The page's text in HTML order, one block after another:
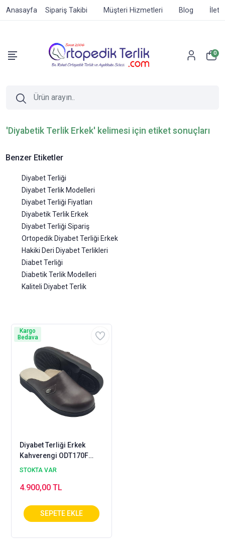
Anasayfa Sipariş Takibi Müşteri Hizmetleri Blog
0
'Diyabetik Terlik Erkek' kelimesi için etiket sonuçları
Benzer Etiketler
Diyabet Terliği
Diyabet Terlik Modelleri
Diyabet Terliği Fiyatları
Diyabetik Terlik Erkek
Diyabet Terliği Sipariş
Ortopedik Diyabet Terliği Erkek
Hakiki Deri Diyabet Terlikleri
Diabet Terliği
Diabetik Terlik Modelleri
Kaliteli Diyabet Terlik
Diyabet Terliği Erkek
Kahverengi ODT170F
(Ortopedik ve Deri)
STOKTA VAR
4.900,00 TL
Kargo
Bedava